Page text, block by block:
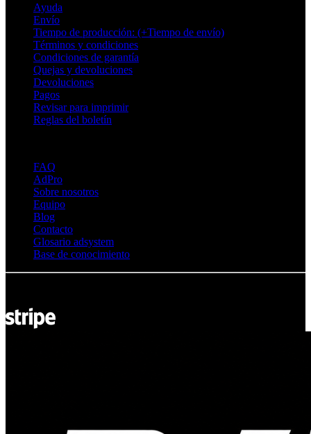
Ayuda
Envío
Tiempo de producción: (+Tiempo de envío)
Términos y condiciones
Condiciones de garantía
Quejas y devoluciones
Devoluciones
Pagos
Revisar para imprimir
Reglas del boletín
FAQ
AdPro
Sobre nosotros
Equipo
Blog
Contacto
Glosario adsystem
Base de conocimiento